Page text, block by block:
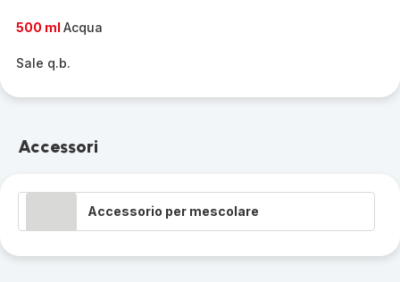
500 ml Acqua
Sale q.b.
Accessori
Accessorio per mescolare